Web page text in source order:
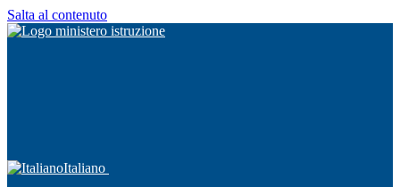
Salta al contenuto
Italiano